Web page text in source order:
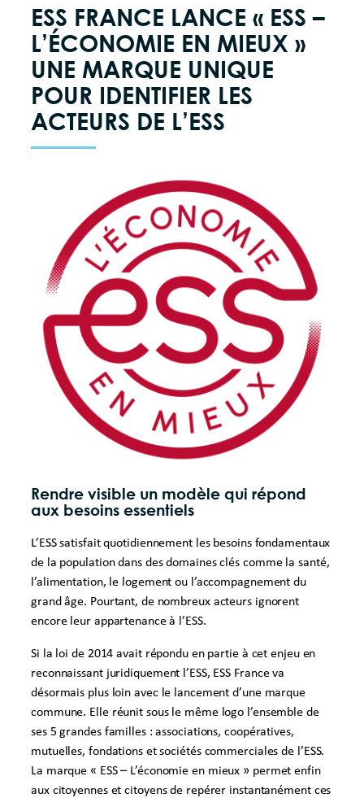
ESS FRANCE LANCE « ESS –
L’ÉCONOMIE EN MIEUX »
UNE MARQUE UNIQUE
POUR IDENTIFIER LES
ACTEURS DE L’ESS
Rendre visible un modèle qui répond
aux besoins essentiels
L’ESS satisfait quotidiennement les besoins fondamentaux
de la population dans des domaines clés comme la santé,
l’alimentation, le logement ou l’accompagnement du
grand âge. Pourtant, de nombreux acteurs ignorent
encore leur appartenance à l’ESS.
Si la loi de 2014 avait répondu en partie à cet enjeu en
reconnaissant juridiquement l’ESS, ESS France va
désormais plus loin avec le lancement d’une marque
commune. Elle réunit sous le même logo l’ensemble de
ses 5 grandes familles : associations, coopératives,
mutuelles, fondations et sociétés commerciales de l’ESS.
La marque « ESS – L’économie en mieux » permet enfin
aux citoyennes et citoyens de repérer instantanément ces